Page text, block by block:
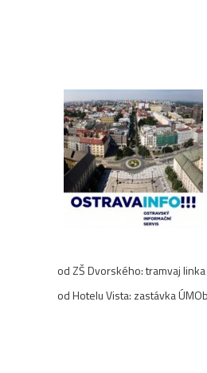
od ZŠ Dvorského: tramvaj
od Hotelu Vista: zastávka